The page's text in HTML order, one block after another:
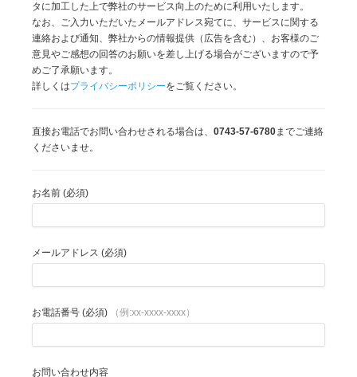
タに加工した上で弊社のサービス向上のために利用いたします。
なお、ご入力いただいたメールアドレス宛てに、サービスに関する
連絡および通知、弊社からの情報提供（広告を含む）、お客様のご
意見やご感想の回答のお願いを差し上げる場合がございますので予
めご了承願います。
詳しくはプライバシーポリシーをご覧ください。
直接お電話でお問い合わせされる場合は、 0743-57-6780までご連絡
くださいませ。
お名前 (必須)
メールアドレス (必須)
お電話番号 (必須) （例:xx-xxxx-xxxx）
お問い合わせ内容